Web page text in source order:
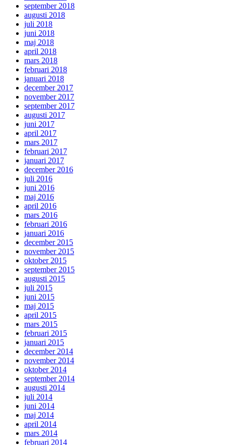
september 2018
augusti 2018
juli 2018
juni 2018
maj 2018
april 2018
mars 2018
februari 2018
januari 2018
december 2017
november 2017
september 2017
augusti 2017
juni 2017
april 2017
mars 2017
februari 2017
januari 2017
december 2016
juli 2016
juni 2016
maj 2016
april 2016
mars 2016
februari 2016
januari 2016
december 2015
november 2015
oktober 2015
september 2015
augusti 2015
juli 2015
juni 2015
maj 2015
april 2015
mars 2015
februari 2015
januari 2015
december 2014
november 2014
oktober 2014
september 2014
augusti 2014
juli 2014
juni 2014
maj 2014
april 2014
mars 2014
februari 2014